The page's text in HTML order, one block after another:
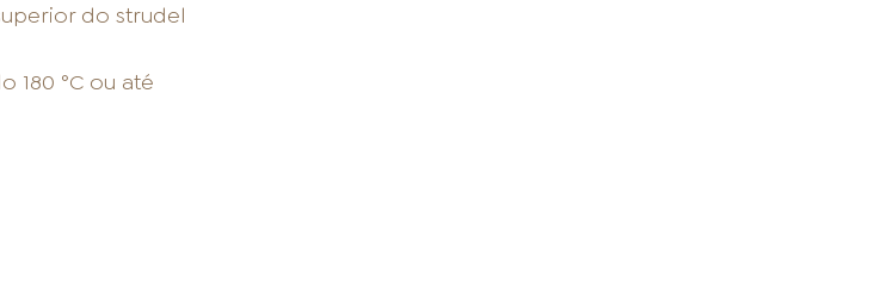
do strudel
180 °C ou até